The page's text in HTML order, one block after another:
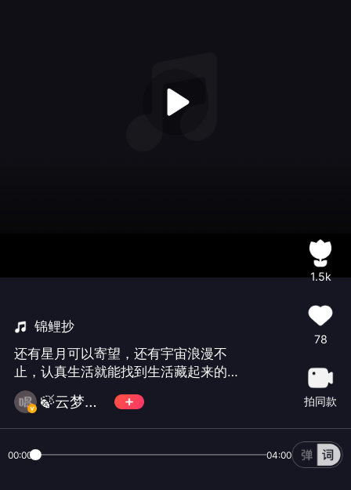
锦鲤抄
还有星月可以寄望，还有宇宙浪漫不
止，认真生活就能找到生活藏起来的小
糖果。“一双冷眼看世人，满腔热血酬知
己”，用我的大哑嗓为小马提前送上祝
福：生日快乐，心想事成🎂😁@小马达
🍃云梦溪🍃
1.5k
78
拍同款
00:00 04:00